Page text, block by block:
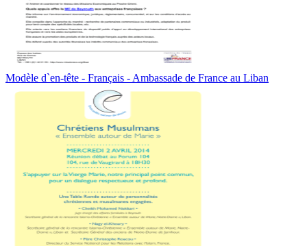
Modèle d`en-tête - Français - Ambassade de France au Liban